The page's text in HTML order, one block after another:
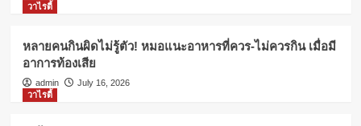
วาไรตี้
หลายคนกินผิดไม่รู้ตัว! หมอแนะอาหารที่ควร-ไม่ควรกิน เมื่อมี
อาการท้องเสีย
admin
July 16, 2026
วาไรตี้